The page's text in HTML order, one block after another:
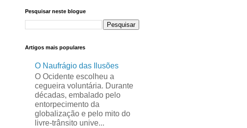
Pesquisar neste blogue
Artigos mais populares
O Naufrágio das Ilusões
O Ocidente escolheu a
cegueira voluntária. Durante
décadas, embalado pelo
entorpecimento da
globalização e pelo mito do
livre-trânsito unive...